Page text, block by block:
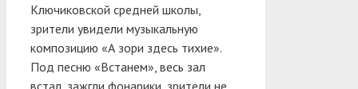
Ключиковской средней школы,
зрители увидели музыкальную
композицию «А зори здесь тихие».
Под песню «Встанем», весь зал
встал, зажгли фонарики, зрители не